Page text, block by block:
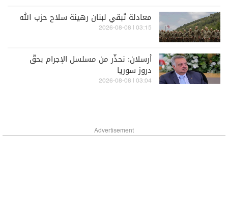
معادلة تُبقي لبنان رهينة سلاح حزب الله
03:15 | 2026-08-08
أرسلان: نحذّر من مسلسل الإجرام بحقّ
دروز سوريا
03:04 | 2026-08-08
Advertisement